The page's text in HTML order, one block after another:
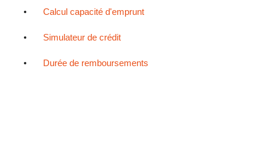
Calcul capacité d'emprunt
Simulateur de crédit
Durée de remboursements